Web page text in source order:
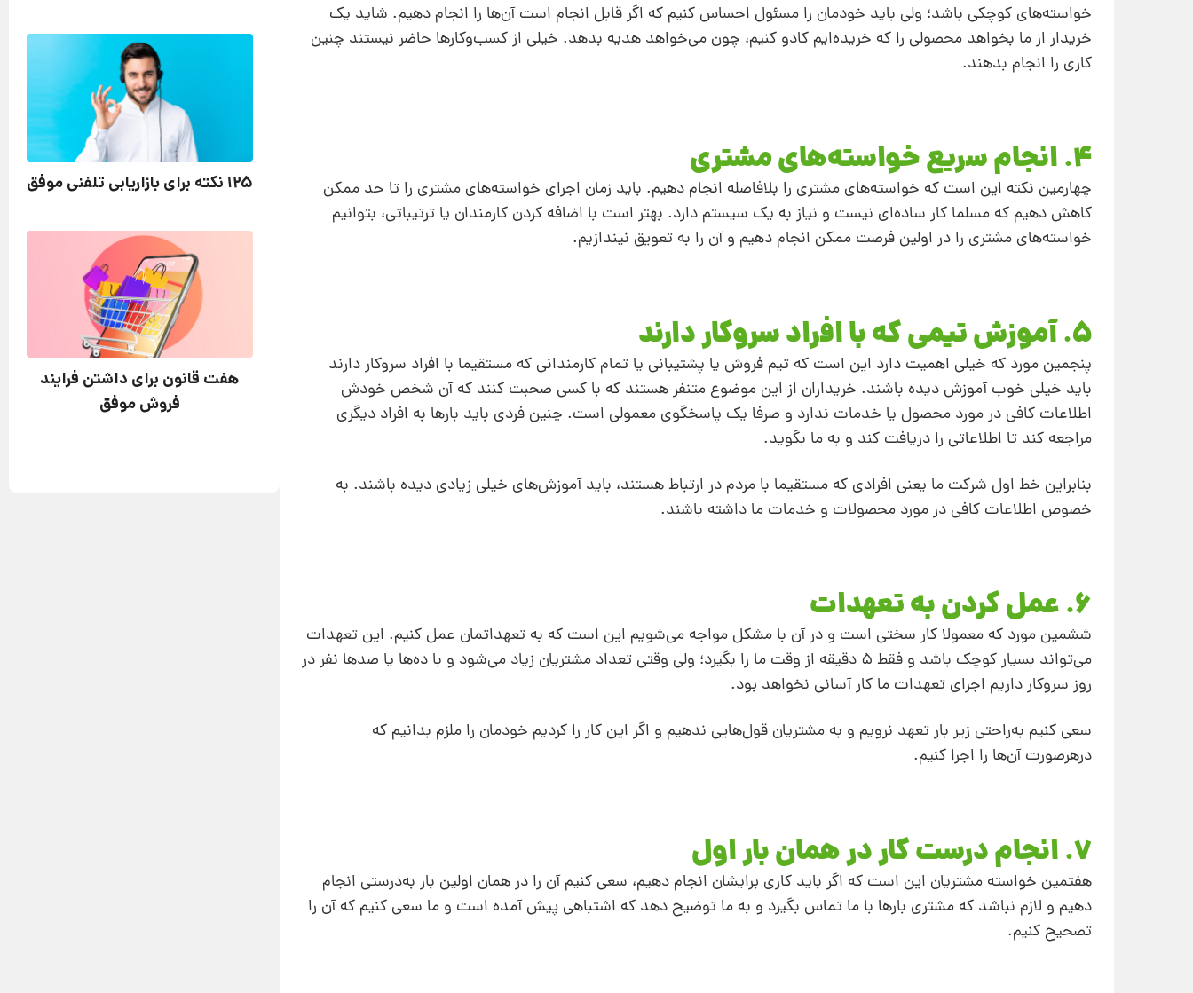
خواسته‌های کوچکی باشد؛ ولی باید خودمان را مسئول احساس کنیم که اگر قابل انجام است آن‌ها را انجام دهیم. شاید یک
خریدار از ما بخواهد محصولی را که خریده‌ایم کادو کنیم، چون می‌خواهد هدیه بدهد. خیلی از کسب‌و‌کارها حاضر نیستند چنین
کاری را انجام بدهند.
4. انجام سریع خواسته‌های مشتری
چهارمین نکته این است که خواسته‌های مشتری را بلافاصله انجام دهیم. باید زمان اجرای خواسته‌های مشتری را تا حد ممکن
کاهش دهیم که مسلما کار ساده‌ای نیست و نیاز به یک سیستم دارد. بهتر است با اضافه کردن کارمندان یا ترتیباتی، بتوانیم
خواسته‌های مشتری را در اولین فرصت ممکن انجام دهیم و آن را به تعویق نیندازیم.
5. آموزش تیمی که با افراد سروکار دارند
پنجمین مورد که خیلی اهمیت دارد این است که تیم فروش یا پشتیبانی یا تمام کارمندانی که مستقیما با افراد سروکار دارند
باید خیلی خوب آموزش ‌دیده باشند. خریداران از این موضوع متنفر هستند که با کسی صحبت کنند که آن شخص خودش
اطلاعات کافی در مورد محصول یا خدمات ندارد و صرفا یک پاسخگوی معمولی است. چنین فردی باید بارها به افراد دیگری
مراجعه کند تا اطلاعاتی را دریافت کند و به ما بگوید.
بنابراین خط اول شرکت ما یعنی افرادی که مستقیما با مردم در ارتباط هستند، باید آموزش‌های خیلی زیادی دیده باشند. به
خصوص اطلاعات کافی در مورد محصولات و خدمات ما داشته باشند.
6. عمل کردن به تعهدات
ششمین مورد که معمولا کار سختی است و در آن با مشکل مواجه می‌شویم این است که به تعهداتمان عمل کنیم. این تعهدات
می‌تواند بسیار کوچک باشد و فقط 5 دقیقه از وقت ما را بگیرد؛ ولی وقتی تعداد مشتریان زیاد می‌شود و با ده‌ها یا صدها نفر در
روز سروکار داریم اجرای تعهدات ما کار آسانی نخواهد بود.
سعی کنیم به‌راحتی زیر بار تعهد نرویم و به مشتریان قول‌هایی ندهیم و اگر این کار را کردیم خودمان را ملزم بدانیم که
درهرصورت آن‌ها را اجرا کنیم.
7. انجام درست کار در همان بار اول
هفتمین خواسته مشتریان این است که اگر باید کاری برایشان انجام دهیم، سعی کنیم آن را در همان اولین بار به‌درستی انجام
دهیم و لازم نباشد که مشتری بارها با ما تماس بگیرد و به ما توضیح دهد که اشتباهی پیش‌ آمده است و ما سعی کنیم که آن را
تصحیح کنیم.
125 نکته برای بازاریابی تلفنی موفق
هفت قانون برای داشتن فرایند
فروش موفق